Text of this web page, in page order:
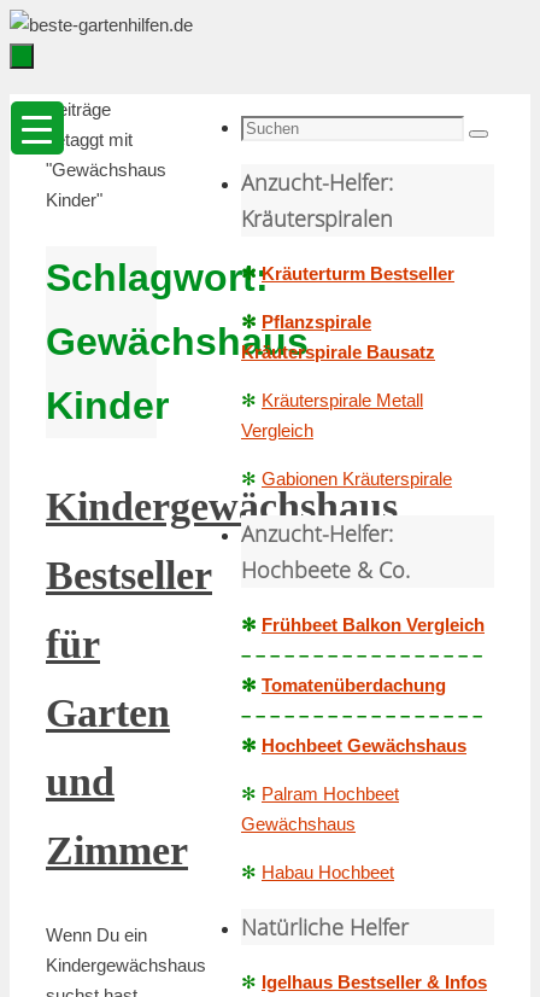
Zum
Inhalt
springen
Startseite
Beiträge
getaggt mit
"Gewächshaus
Kinder"
Schlagwort:
Gewächshaus
Kinder
Kindergewächshaus
Bestseller
für
Garten
und
Zimmer
Wenn Du ein
Kindergewächshaus
Suche
Suchen
Anzucht-Helfer:
Kräuterspiralen
✻ Kräuterturm Bestseller
✻ Pflanzspirale
Kräuterspirale Bausatz
✻ Kräuterspirale Metall
Vergleich
✻ Gabionen Kräuterspirale
Anzucht-Helfer:
Hochbeete & Co.
✻ Frühbeet Balkon Vergleich
– – – – – – – – – – – – – – – – –
✻ Tomatenüberdachung
– – – – – – – – – – – – – – – – –
✻ Hochbeet Gewächshaus
✻ Palram Hochbeet
Gewächshaus
✻ Habau Hochbeet
Natürliche Helfer
✻ Igelhaus Bestseller & Infos